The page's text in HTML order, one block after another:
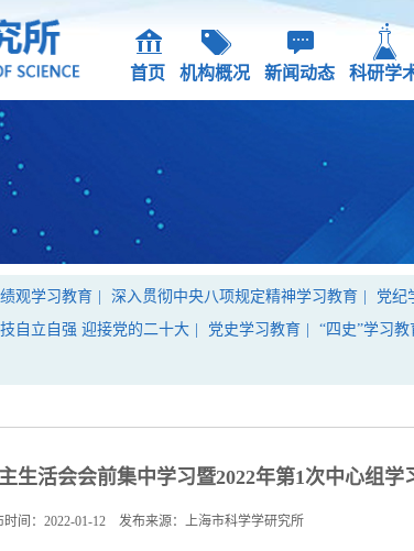
首页 机构概况 新闻动态 科研学
观学习教育 深入贯彻中央八项规定精神学习教育 党纪
自立自强 迎接党的二十大 党史学习教育 “四史”学习教
生活会会前集中学习暨2022年第1次中心组学
时间：2022-01-12 发布来源：上海市科学学研究所